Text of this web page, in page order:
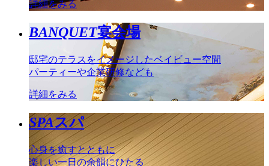
詳細をみる
BANQUET宴会場
邸宅のテラスをイメージしたベイビュー空間
パーティーや企業研修なども
詳細をみる
SPAスパ
心身を癒すとともに
楽しい一日の余韻にひたる